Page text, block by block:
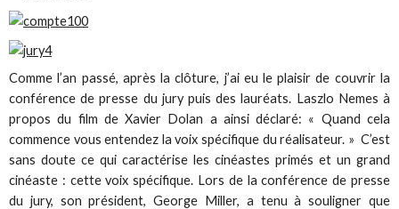
Comme l’an passé, après la clôture, j’ai eu le plaisir de couvrir la
conférence de presse du jury puis des lauréats. Laszlo Nemes à
propos du film de Xavier Dolan a ainsi déclaré: « Quand cela
commence vous entendez la voix spécifique du réalisateur. » C’est
sans doute ce qui caractérise les cinéastes primés et un grand
cinéaste : cette voix spécifique. Lors de la conférence de presse
du jury, son président, George Miller, a tenu à souligner que